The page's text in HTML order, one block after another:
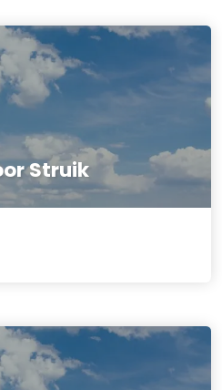
Struik